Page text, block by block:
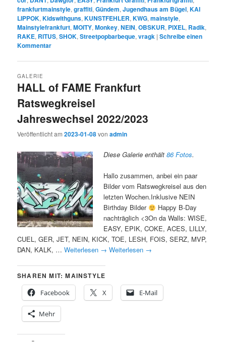
frankfurtmainstyle,graffiti,Gündem,Jugendhaus am Bügel,KAI
LIPPOK,Kidswithguns,KUNSTFEHLER,KWG,mainstyle,
Mainstylefrankfurt,MOITY,Monkey,NEIN,OBSKUR, PIXEL, Radik,
RAKE, RITUS,SHOK,Streetpopbarbeque,vragk |Schreibe einen
Kommentar
HALL of FAME Frankfurt
Ratswegkreisel
Jahreswechsel 2022/2023
GALERIE
Veröffentlicht am2023-01-08vonadmin
Diese Galerie enthält86 Fotos.
Hallo zusammen, anbei ein paar
Bilder vom Ratswegkreisel aus den
letzten Wochen.Inklusive NEIN
Birthday Bilder
Happy B-Day
nachträglich <3On da Walls: WISE,
EASY, EPIK, COKE, ACES, LILLY,
CUEL, GER, JET, NEIN, KICK, TOE, LESH, FOIS, SERZ, MVP,
DAN, KALK, …Weiterlesen → Weiterlesen →
SHAREN MIT: MAINSTYLE
Facebook
X E-Mail
Mehr